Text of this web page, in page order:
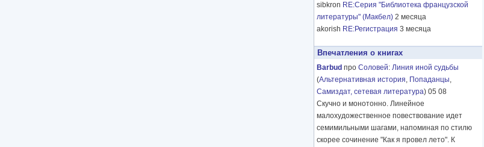
sibkron RE:Серия "Библиотека французской
литературы" (Макбел) 2 месяца
akorish RE:Регистрация 3 месяца
Впечатления о книгах
Barbud про Соловей: Линия иной судьбы
(Альтернативная история, Попаданцы,
Самиздат, сетевая литература) 05 08
Скучно и монотонно. Линейное
малохудожественное повествование идет
семимильными шагами, напоминая по стилю
скорее сочинение "Как я провел лето". К